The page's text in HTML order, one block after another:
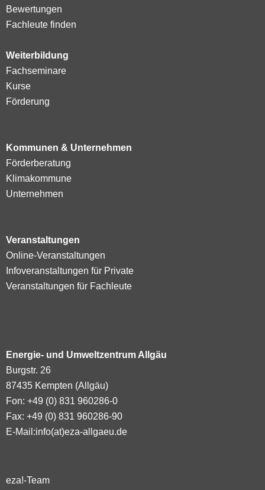
Bewertungen
Fachleute finden
Weiterbildung
Fachseminare
Kurse
Förderung
Kommunen & Unternehmen
Förderberatung
Klimakommune
Unternehmen
Veranstaltungen
Online-Veranstaltungen
Infoveranstaltungen für Private
Veranstaltungen für Fachleute
Energie- und Umweltzentrum Allgäu
Burgstr. 26
87435 Kempten (Allgäu)
Fon: +49 (0) 831 960286-0
Fax: +49 (0) 831 960286-90
E-Mail:info(at)eza-allgaeu.de
eza!-Team